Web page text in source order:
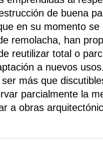
de buena
en su momento
remolacha, han
reutilizar total o
a nuevos
más que
parcialmente la
a obras